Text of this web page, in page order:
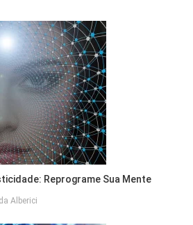
Reprograme Sua Mente
Alberici